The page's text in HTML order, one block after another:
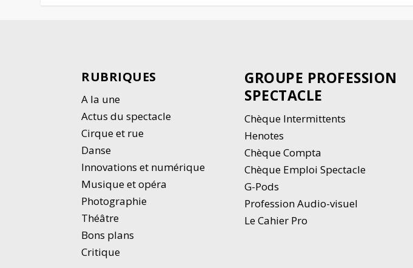
RUBRIQUES
A la une
Actus du spectacle
Cirque et rue
Danse
Innovations et numérique
Musique et opéra
Photographie
Théâtre
Bons plans
Critique
GROUPE PROFESSION
SPECTACLE
Chèque Intermittents
Henotes
Chèque Compta
Chèque Emploi Spectacle
G-Pods
Profession Audio-visuel
Le Cahier Pro